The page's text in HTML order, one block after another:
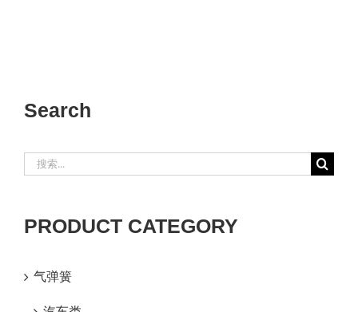
Search
索：
PRODUCT CATEGORY
气弹簧